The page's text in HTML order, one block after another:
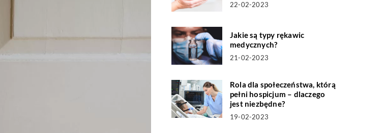
22-02-2023
Jakie są typy rękawic
medycznych?
21-02-2023
Rola dla społeczeństwa, którą
pełni hospicjum – dlaczego
jest niezbędne?
19-02-2023